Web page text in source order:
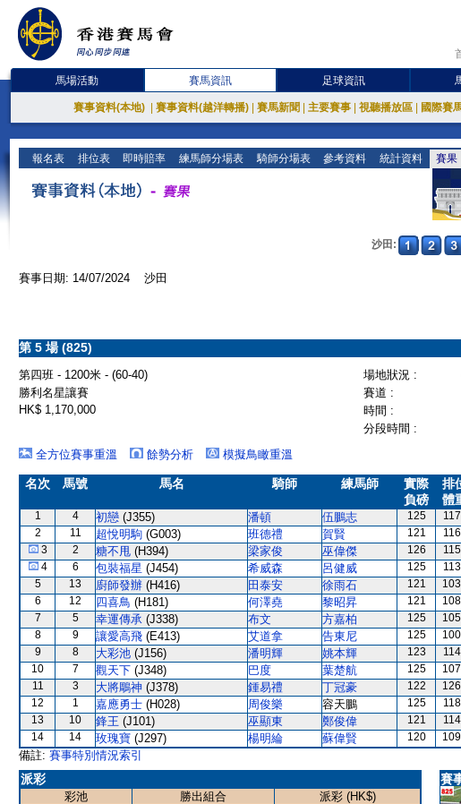
馬場活動 賽馬資訊 足球資訊
賽事資料(本地) 賽事資料(越洋轉播) 賽馬新聞 主要賽事 視聽播放區 國際賽
報名表 排位表 即時賠率 練馬師分場表 騎師分場表 參考資料 統計資料 賽果
沙田:
賽事日期: 14/07/2024 沙田
第 5 場 (825)
第四班 - 1200米 - (60-40) 場地狀況 :
勝利名星讓賽
賽道 :
HK$ 1,170,000
時間 :
分段時間 :
全方位賽事重溫 餘勢分析 模擬鳥瞰重溫
名次 馬號 馬名 騎師 練馬師
實際
負磅
排
體
1 4 初戀 (J355) 潘頓 伍鵬志 125
2
11 超悅明駒 (G003) 班德禮 賀賢 121
3
2 糖不甩 (H394) 梁家俊 巫偉傑 126
4
6 包裝福星 (J454) 希威森 呂健威 125
5
13 廚師發辦 (H416) 田泰安 徐雨石 121
6
12 四喜鳥 (H181) 何澤堯 黎昭昇 121
7
5 幸運傳承 (J338) 布文 方嘉柏 125
8
9 讓愛高飛 (E413) 艾道拿 告東尼 125
9
8 大彩池 (J156) 潘明輝 姚本輝 123
10
7 觀天下 (J348) 巴度 葉楚航 125
11
3 大將鵰神 (J378) 鍾易禮 丁冠豪 122
12
1 嘉應勇士 (H028) 周俊樂 容天鵬 125
13
10 鋒王 (J101) 巫顯東 鄭俊偉 121
14
14 玫瑰寶 (J297) 楊明綸 蘇偉賢 120
備註: 賽事特別情況索引
派彩
彩池 勝出組合
派彩 (HK$)
賽